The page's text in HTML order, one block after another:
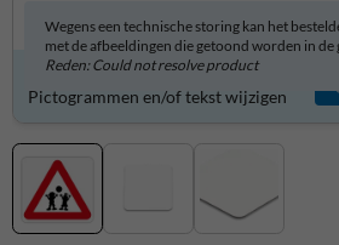
Wegens een technische storing kan het
met de afbeeldingen die getoond worden in de
Reden: Could not resolve product
Product zelf aanpassen?
Pictogrammen en/of tekst wijzigen